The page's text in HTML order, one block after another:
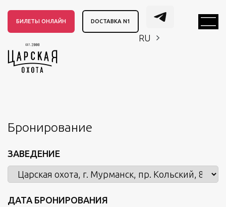
БИЛЕТЫ ОНЛАЙН DОСТАВКА N1
RU
Бронирование
ЗАВЕДЕНИЕ
ДАТА БРОНИРОВАНИЯ
EN CH